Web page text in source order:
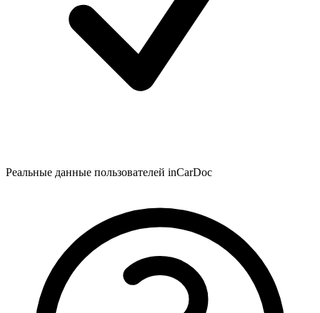
Реальные данные пользователей inCarDoc